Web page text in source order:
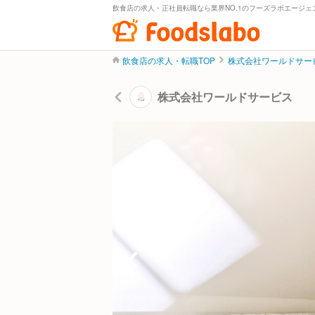
飲食店の求人・正社員転職なら業界NO.1のフーズラボエージェ
飲食店の求人・転職TOP 株式会社ワールドサー
株式会社ワールドサービス